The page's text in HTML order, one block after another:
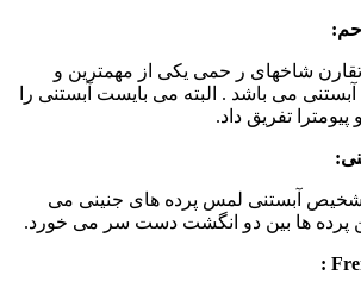
تقارن شاخهای ر حمی یکی از مهمترین و
می باشد . البته می بایست آبستنی را
تفریق داد.
تشخیص آبستنی لمس پرده های جنینی می
پرده ها بین دو انگشت دست سر می خورد.